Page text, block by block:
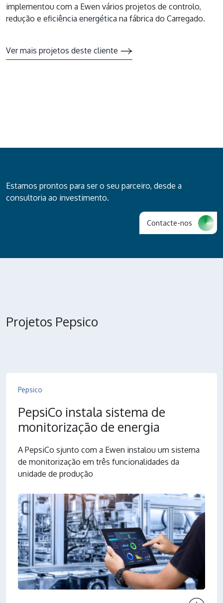
implementou com a Ewen vários projetos de controlo,
redução e eficiência energética na fábrica do Carregado.
Ver mais projetos deste cliente
Estamos prontos para ser o seu parceiro, desde a
consultoria ao investimento.
Contacte-nos
Projetos Pepsico
Pepsico
PepsiCo instala sistema de
monitorização de energia
A PepsiCo sjunto com a Ewen instalou um sistema
de monitorização em três funcionalidades da
unidade de produção